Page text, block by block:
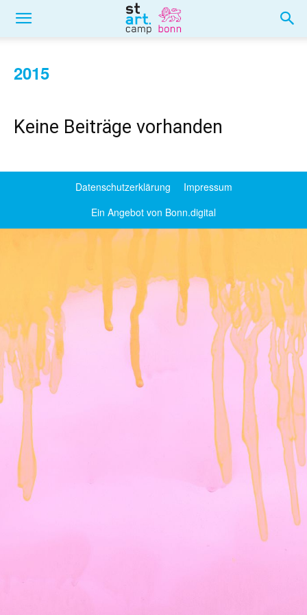
2015
Keine Beiträge vorhanden
Datenschutzerklärung
Impressum
Ein Angebot von Bonn.digital